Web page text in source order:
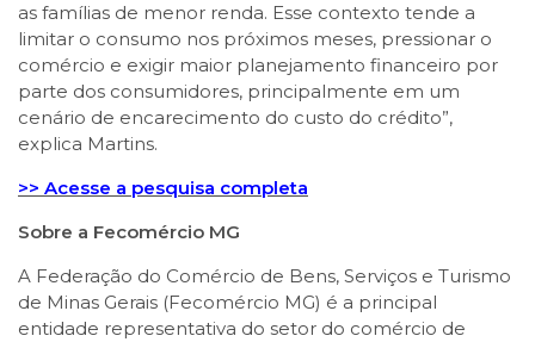
as famílias de menor renda. Esse contexto tende a
limitar o consumo nos próximos meses, pressionar o
comércio e exigir maior planejamento financeiro por
parte dos consumidores, principalmente em um
cenário de encarecimento do custo do crédito”,
explica Martins.
>> Acesse a pesquisa completa
Sobre a Fecomércio MG
A Federação do Comércio de Bens, Serviços e Turismo
de Minas Gerais (Fecomércio MG) é a principal
entidade representativa do setor do comércio de